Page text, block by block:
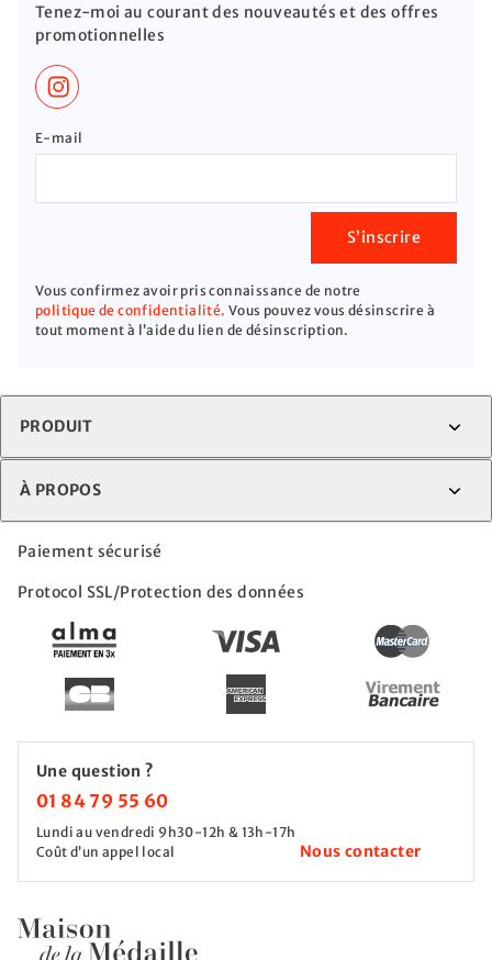
Tenez-moi au courant des nouveautés et des offres
promotionnelles
E-mail
S’inscrire
Vous confirmez avoir pris connaissance de notre
politique de confidentialité. Vous pouvez vous désinscrire à
tout moment à l’aide du lien de désinscription.
PRODUIT
À PROPOS
Paiement sécurisé
Protocol SSL/Protection des données
Une question ?
01 84 79 55 60
Lundi au vendredi 9h30-12h & 13h-17h
Coût d’un appel local
Nous contacter